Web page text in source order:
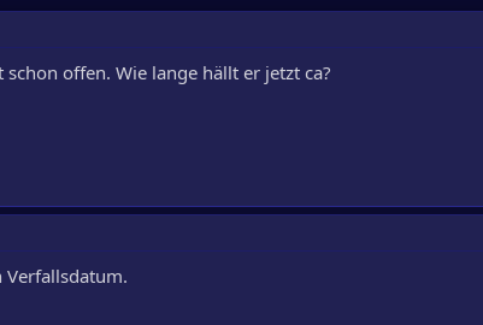
offen. Wie lange hällt er jetzt ca?
Verfallsdatum.